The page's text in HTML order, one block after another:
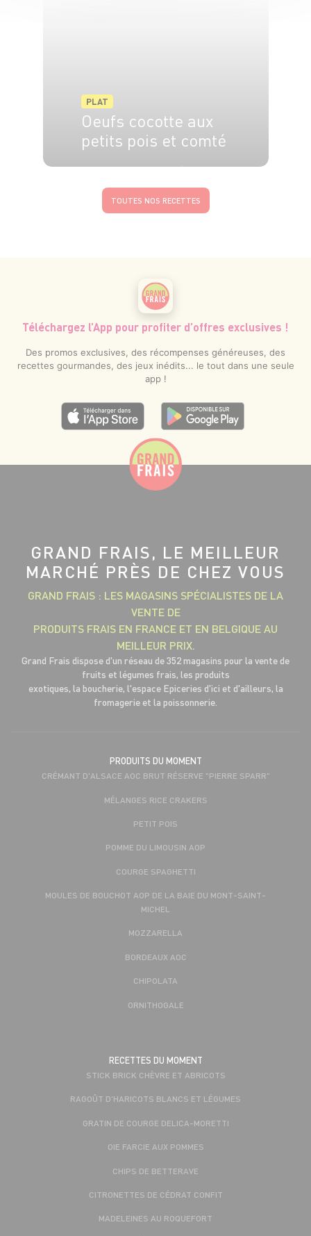
PLAT
Oeufs cocotte aux
petits pois et comté
TOUTES NOS RECETTES
Téléchargez l’App pour profiter d’offres exclusives !
Des promos exclusives, des récompenses généreuses, des
recettes gourmandes, des jeux inédits... le tout dans une seule
app !
GRAND FRAIS, LE MEILLEUR
MARCHÉ PRÈS DE CHEZ VOUS
GRAND FRAIS : LES MAGASINS SPÉCIALISTES DE LA
VENTE DE
PRODUITS FRAIS EN FRANCE ET EN BELGIQUE AU
MEILLEUR PRIX.
Grand Frais dispose d'un réseau de 352 magasins pour la vente de
fruits et légumes frais, les produits
exotiques, la boucherie, l'espace Epiceries d'ici et d'ailleurs, la
fromagerie et la poissonnerie.
PRODUITS DU MOMENT
CRÉMANT D'ALSACE AOC BRUT RÉSERVE "PIERRE SPARR"
MÉLANGES RICE CRAKERS
PETIT POIS
POMME DU LIMOUSIN AOP
COURGE SPAGHETTI
MOULES DE BOUCHOT AOP DE LA BAIE DU MONT-SAINT-
MICHEL
MOZZARELLA
BORDEAUX AOC
CHIPOLATA
ORNITHOGALE
RECETTES DU MOMENT
STICK BRICK CHÈVRE ET ABRICOTS
RAGOÛT D'HARICOTS BLANCS ET LÉGUMES
GRATIN DE COURGE DELICA-MORETTI
OIE FARCIE AUX POMMES
CHIPS DE BETTERAVE
CITRONETTES DE CÉDRAT CONFIT
MADELEINES AU ROQUEFORT